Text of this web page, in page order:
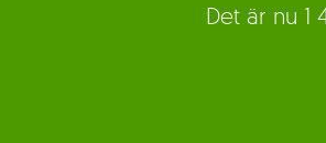
Det är nu 1